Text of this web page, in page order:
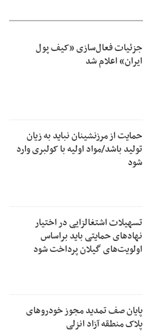
جزئیات فعال‌سازی «کیف پول
ایران» اعلام شد
حمایت از مرزنشینان نباید به زیان
تولید باشد/مواد اولیه با کولبری وارد
شود
تسهیلات اشتغالزایی در اختیار
نهادهای حمایتی باید براساس
اولویت‌های گیلان پرداخت شود
پایان صف تمدید مجوز خودروهای
پلاک منطقه آزاد انزلی